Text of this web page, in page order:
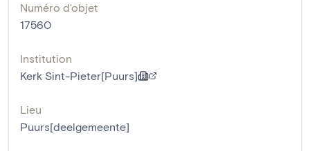
Numéro d'objet
17560
Institution
Kerk Sint-Pieter[Puurs]
Lieu
Puurs[deelgemeente]